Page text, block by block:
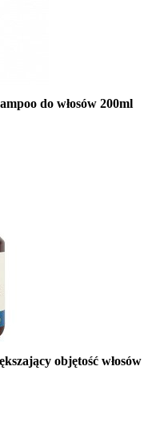
do włosów 200ml
objętość włosów